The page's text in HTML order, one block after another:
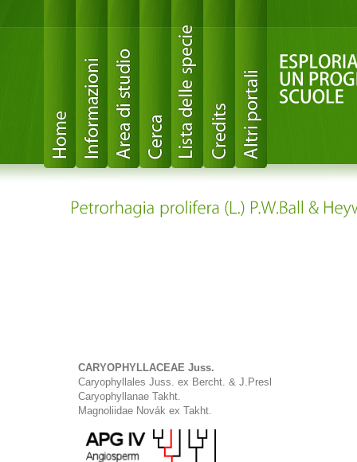
CARYOPHYLLACEAE Juss.
Caryophyllales Juss. ex Bercht. & J.Presl
Caryophyllanae Takht.
Magnoliidae Novák ex Takht.